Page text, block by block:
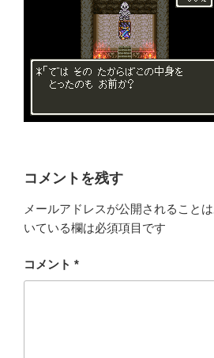
コメントを残す
メールアドレスが公開されることは
いている欄は必須項目です
コメント *